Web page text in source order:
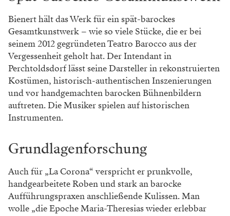
Bienert hält das Werk für ein spät-barockes
Gesamtkunstwerk – wie so viele Stücke, die er bei
seinem 2012 gegründeten Teatro Barocco aus der
Vergessenheit geholt hat. Der Intendant in
Perchtoldsdorf lässt seine Darsteller in rekonstruierten
Kostümen, historisch-authentischen Inszenierungen
und vor handgemachten barocken Bühnenbildern
auftreten. Die Musiker spielen auf historischen
Instrumenten.
Grundlagenforschung
Auch für „La Corona“ verspricht er prunkvolle,
handgearbeitete Roben und stark an barocke
Aufführungspraxen anschließende Kulissen. Man
wolle „die Epoche Maria-Theresias wieder erlebbar